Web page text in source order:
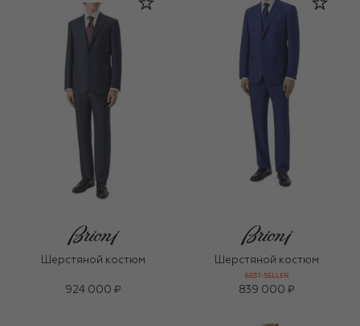
Шерстяной костюм
924 000 ₽
Шерстяной костюм
BEST-SELLER
839 000 ₽